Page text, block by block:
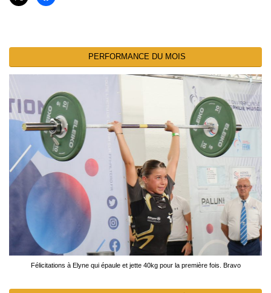
PERFORMANCE DU MOIS
Félicitations à Elyne qui épaule et jette 40kg pour la première fois. Bravo